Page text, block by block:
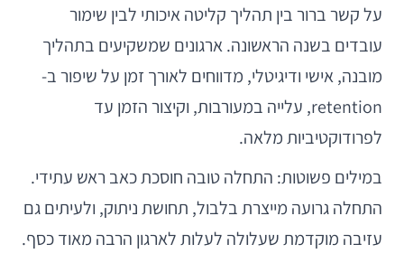
על קשר ברור בין תהליך קליטה איכותי לבין שימור
עובדים בשנה הראשונה. ארגונים שמשקיעים בתהליך
מובנה, אישי ודיגיטלי, מדווחים לאורך זמן על שיפור ב-
retention, עלייה במעורבות, וקיצור הזמן עד
לפרודוקטיביות מלאה.
במילים פשוטות: התחלה טובה חוסכת כאב ראש עתידי.
התחלה גרועה מייצרת בלבול, תחושת ניתוק, ולעיתים גם
עזיבה מוקדמת שעלולה לעלות לארגון הרבה מאוד כסף.